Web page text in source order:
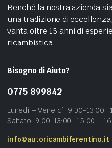
Benché la nostra azienda
una tradizione di
vanta oltre 15 anni di
ricambistica.
Bisogno di Aiuto?
0775 899842
Lunedì – Venerdì: 9:00-13:00 |
Sabato: 9:00-13:00 | 15:00 –
info@autoricambiferentino.it